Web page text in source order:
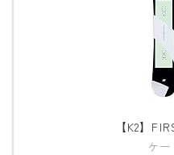
【K2】
ケ